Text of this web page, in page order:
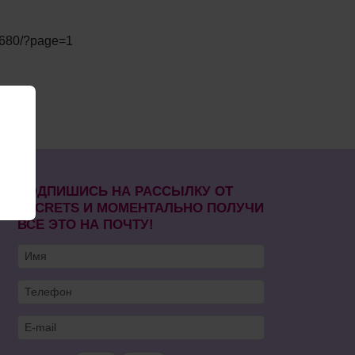
?page=1
ПОДПИШИСЬ НА РАССЫЛКУ ОТ
SECRETS И МОМЕНТАЛЬНО ПОЛУЧИ
ВСЕ ЭТО НА ПОЧТУ!